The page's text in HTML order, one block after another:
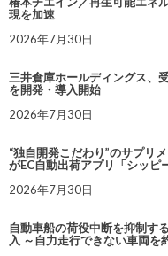
現を加速
2026年7月30日
三井倉庫ホールディングス、
を開発・導入開始
2026年7月30日
“独自開発こだわり”のサプリ
がEC自動出荷アプリ「シッピ
2026年7月30日
自動車船の荷役中断を抑制す
入 ～自力走行できない車両を